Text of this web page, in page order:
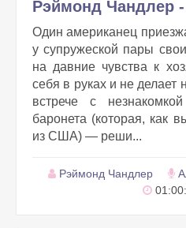
Рэймонд Чандлер -
Один американец
у супружеской пары
на давние чувства к
себя в руках и не делает
встрече с
баронета (которая, как
из США) — реши...
Рэймонд Чандлер